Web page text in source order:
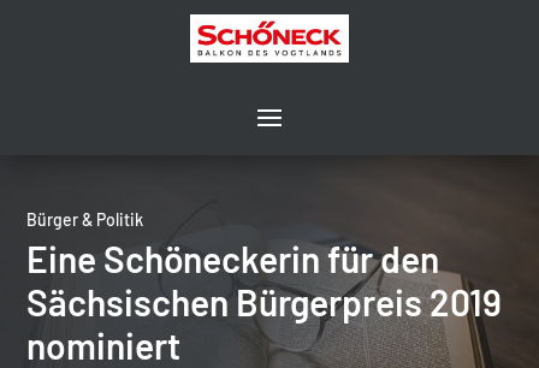
Bürger & Politik
Eine Schöneckerin für den
Sächsischen Bürgerpreis 2019
nominiert